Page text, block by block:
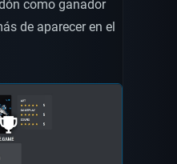
como ganador
de aparecer en el